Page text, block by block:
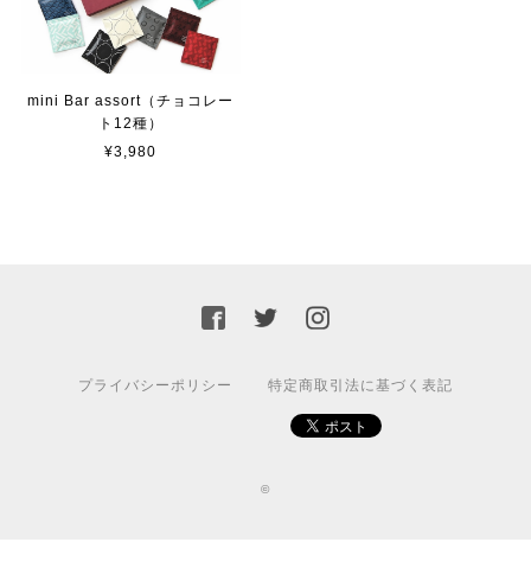
mini Bar assort（チョコレー
ト12種）
¥3,980
プライバシーポリシー 特定商取引法に基づく表記
©